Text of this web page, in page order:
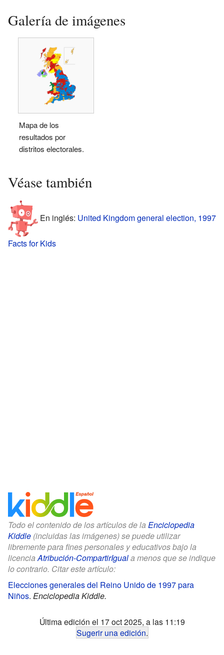
Galería de imágenes
Mapa de los
resultados por
distritos electorales.
Véase también
En inglés: United Kingdom general election, 1997
Facts for Kids
Todo el contenido de los artículos de la Enciclopedia
Kiddle (incluidas las imágenes) se puede utilizar
libremente para fines personales y educativos bajo la
licenciaAtribución-CompartirIguala menos que se indique
lo contrario. Citar este artículo:
Elecciones generales del Reino Unido de 1997 para
Niños. Enciclopedia Kiddle.
Última edición el 17 oct 2025, a las 11:19
Sugerir una edición.